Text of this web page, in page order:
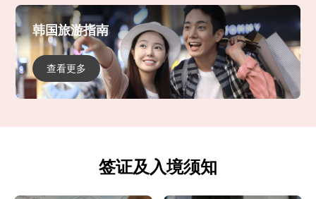
韩国旅游指南
查看更多
签证及入境须知